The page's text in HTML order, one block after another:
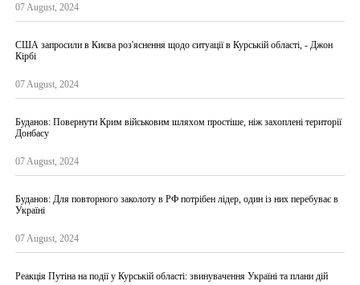
07 August, 2024
США запросили в Києва роз'яснення щодо ситуації в Курській області, - Джон
Кірбі
07 August, 2024
Буданов: Повернути Крим військовим шляхом простіше, ніж захоплені території
Донбасу
07 August, 2024
Буданов: Для повторного заколоту в РФ потрібен лідер, один із них перебуває в
Україні
07 August, 2024
Реакція Путіна на події у Курській області: звинувачення Україні та плани дій